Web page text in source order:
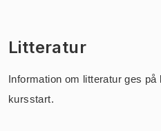
Litteratur
Information om litteratur ges
kursstart.